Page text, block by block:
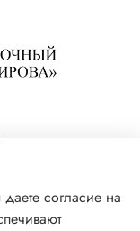
согласие на